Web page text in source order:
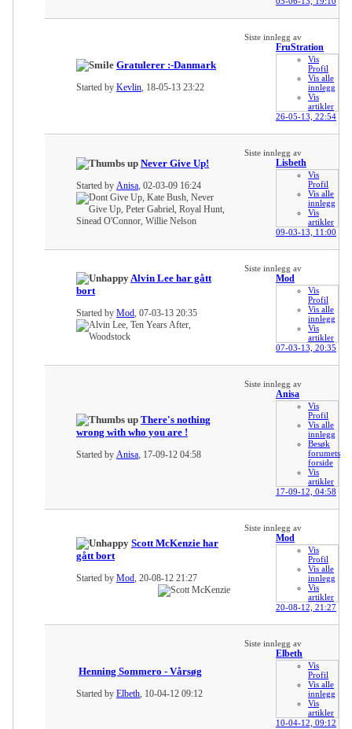
Gratulerer :-Danmark
Started by Kevlin, 18-05-13 23:22
Siste innlegg av
FruStration
Vis
Profil
Vis alle
innlegg
Vis
artikler
26-05-13, 22:54
Never Give Up!
Started by Anisa, 02-03-09 16:24
Siste innlegg av
Lisbeth
Vis
Profil
Vis alle
innlegg
Vis
artikler
09-03-13, 11:00
Alvin Lee har gått
bort
Started by Mod, 07-03-13 20:35
Siste innlegg av
Mod
Vis
Profil
Vis alle
innlegg
Vis
artikler
07-03-13, 20:35
There's nothing
wrong with who you are !
Started by Anisa, 17-09-12 04:58
Siste innlegg av
Anisa
Vis
Profil
Vis alle
innlegg
Besøk
forumets
forside
Vis
artikler
17-09-12, 04:58
Scott McKenzie har
gått bort
Started by Mod, 20-08-12 21:27
Siste innlegg av
Mod
Vis
Profil
Vis alle
innlegg
Vis
artikler
20-08-12, 21:27
Henning Sommero - Vårsøg
Started by Elbeth, 10-04-12 09:12
Siste innlegg av
Elbeth
Vis
Profil
Vis alle
innlegg
Vis
artikler
10-04-12, 09:12